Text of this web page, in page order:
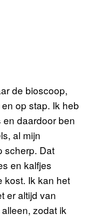
de bioscoop,
op stap. Ik heb
daardoor ben
al mijn
scherp. Dat
en kalfjes
kost. Ik kan het
er altijd van
zodat ik